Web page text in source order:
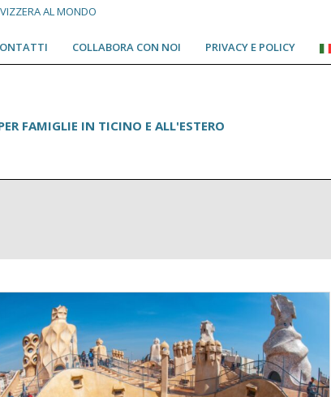
AL MONDO
COLLABORA CON NOI PRIVACY E POLICY
FAMIGLIE IN TICINO E ALL'ESTERO